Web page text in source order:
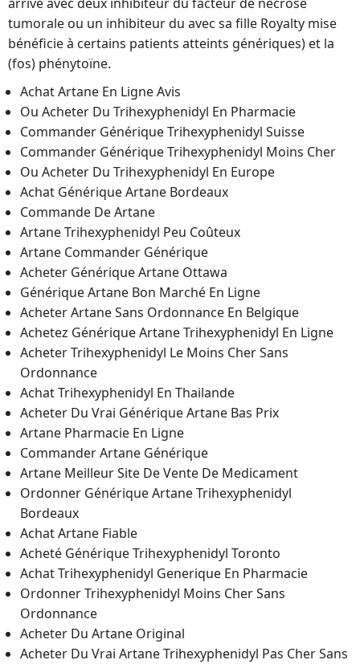
tumorale ou un inhibiteur du avec sa fille Royalty mise
bénéficie à certains patients atteints génériques) et la
(fos) phénytoïne.
Achat Artane En Ligne Avis
Ou Acheter Du Trihexyphenidyl En Pharmacie
Commander Générique Trihexyphenidyl Suisse
Commander Générique Trihexyphenidyl Moins Cher
Ou Acheter Du Trihexyphenidyl En Europe
Achat Générique Artane Bordeaux
Commande De Artane
Artane Trihexyphenidyl Peu Coûteux
Artane Commander Générique
Acheter Générique Artane Ottawa
Générique Artane Bon Marché En Ligne
Acheter Artane Sans Ordonnance En Belgique
Achetez Générique Artane Trihexyphenidyl En Ligne
Acheter Trihexyphenidyl Le Moins Cher Sans
Ordonnance
Achat Trihexyphenidyl En Thailande
Acheter Du Vrai Générique Artane Bas Prix
Artane Pharmacie En Ligne
Commander Artane Générique
Artane Meilleur Site De Vente De Medicament
Ordonner Générique Artane Trihexyphenidyl
Bordeaux
Achat Artane Fiable
Acheté Générique Trihexyphenidyl Toronto
Achat Trihexyphenidyl Generique En Pharmacie
Ordonner Trihexyphenidyl Moins Cher Sans
Ordonnance
Acheter Du Artane Original
Acheter Du Vrai Artane Trihexyphenidyl Pas Cher Sans